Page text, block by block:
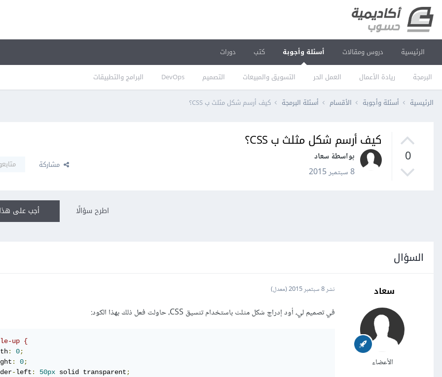
الرئيسية دروس ومقالات أسئلة وأجوبة
البرمجة ريادة الأعمال العمل الحر التسويق والمبيعات التصميم DevOps البرامج والتطبيقات
كتب دورات
الرئيسية أسئلة وأجوبة الأقسام أسئلة البرمجة كيف أرسم شكل مثلث ب CSS؟
0
كيف أرسم شكل مثلث ب CSS؟
بواسطة سعاد
8 سبتمبر 2015
مشاركة
أجب على اطرح سؤالًا
السؤال
سعاد
الأعضاء
نشر8 سبتمبر 2015 (معدل)
في تصميم لي، أود إدراج شكل مثلث باستخدام تنسيق CSS، حاولت فعل ذلك بهذا الكود:
up {
: 0;
: 0;
-left : 50px solid transparent ;